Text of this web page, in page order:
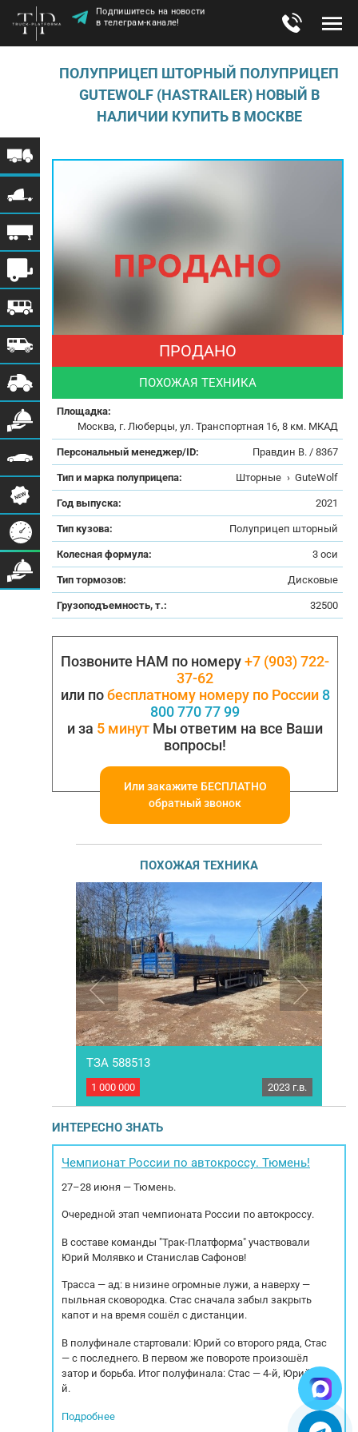
Подпишитесь на новости
в телеграм-канале!
ПОЛУПРИЦЕП ШТОРНЫЙ ПОЛУПРИЦЕП
GUTEWOLF (HASTRAILER) НОВЫЙ В
НАЛИЧИИ КУПИТЬ В МОСКВЕ
ПРОДАНО
ПОХОЖАЯ ТЕХНИКА
Площадка:
Москва, г. Люберцы, ул. Транспортная 16, 8 км. МКАД
Персональный менеджер/ID: Правдин В. / 8367
Тип и марка полуприцепа: Шторные › GuteWolf
Год выпуска: 2021
Тип кузова: Полуприцеп шторный
Колесная формула: 3 оси
Тип тормозов: Дисковые
Грузоподъемность, т.: 32500
Позвоните НАМ по номеру+7 (903) 722-
37-62
или побесплатному номеру по России 8
800 770 77 99
и за 5 минут Мы ответим на все Ваши
вопросы!
Или закажите БЕСПЛАТНО
обратный звонок
ПОХОЖАЯ ТЕХНИКА
Полуприцеп бортовой ТЗА 588513. Год
13.60 м; ширина - 2.50 м; высота борта: 75 см
.Комплектация: Корзина под запаску 1 шт,
Запасное колесо 1 шт,
противооткатные башмаки 2 шт. Передняя
ТЗА 588513
1 000 000 2023 г.в.
ИНТЕРЕСНО ЗНАТЬ
Чемпионат России по автокроссу. Тюмень!
27–28 июня — Тюмень.
Очередной этап чемпионата России по автокроссу.
В составе команды "Трак-Платформа" участвовали
Юрий Молявко и Станислав Сафонов!
Трасса — ад: в низине огромные лужи, а наверху —
пыльная сковородка. Стас сначала забыл закрыть
капот и на время сошёл с дистанции.
В полуфинале стартовали: Юрий со второго ряда, Стас
— с последнего. В первом же повороте произошёл
затор и борьба. Итог полуфинала: Стас — 4-й, Юрий — 5-
й.
Подробнее